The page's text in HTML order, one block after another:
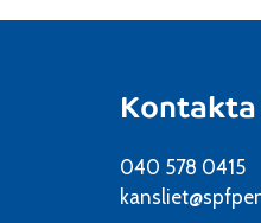
040 578 0415